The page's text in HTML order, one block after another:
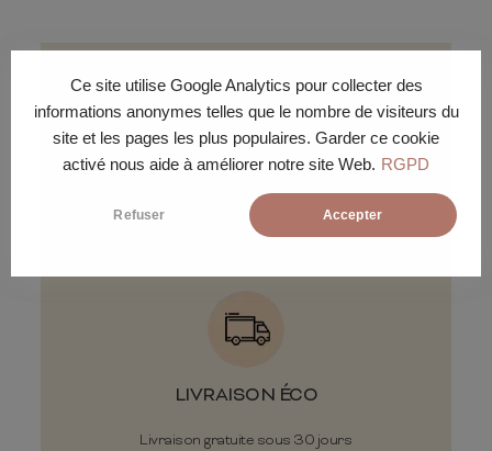
Ce site utilise Google Analytics pour collecter des
informations anonymes telles que le nombre de visiteurs du
site et les pages les plus populaires. Garder ce cookie
activé nous aide à améliorer notre site Web. RGPD
Refuser Accepter
Conditions de
livraison
LIVRAISON ÉCO
Livraison gratuite sous 30 jours